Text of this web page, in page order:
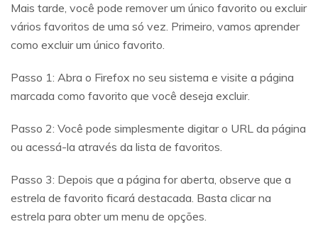
Mais tarde, você pode remover um único favorito ou excluir
vários favoritos de uma só vez. Primeiro, vamos aprender
como excluir um único favorito.
Passo 1: Abra o Firefox no seu sistema e visite a página
marcada como favorito que você deseja excluir.
Passo 2: Você pode simplesmente digitar o URL da página
ou acessá-la através da lista de favoritos.
Passo 3: Depois que a página for aberta, observe que a
estrela de favorito ficará destacada. Basta clicar na
estrela para obter um menu de opções.